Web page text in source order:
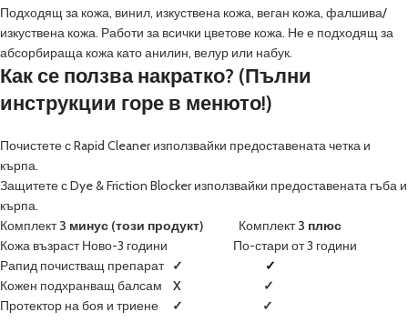
Подходящ за кожа, винил, изкуствена кожа, веган кожа, фалшива/
изкуствена кожа. Работи за всички цветове кожа. Не е подходящ за
абсорбираща кожа като анилин, велур или набук.
Как се ползва накратко? (Пълни
инструкции горе в менюто!)
Почистете с Rapid Cleaner използвайки предоставената четка и
кърпа.
Защитете с Dye & Friction Blocker използвайки предоставената гъба и
кърпа.
Комплект3 минус (този продукт) Комплект3 плюс
Кожа възраст Ново-3 години По-стари от 3 години
Рапид почистващ препарат ✓
✓
Кожен подхранващ балсам X
✓
Протектор на боя и триене
✓ ✓